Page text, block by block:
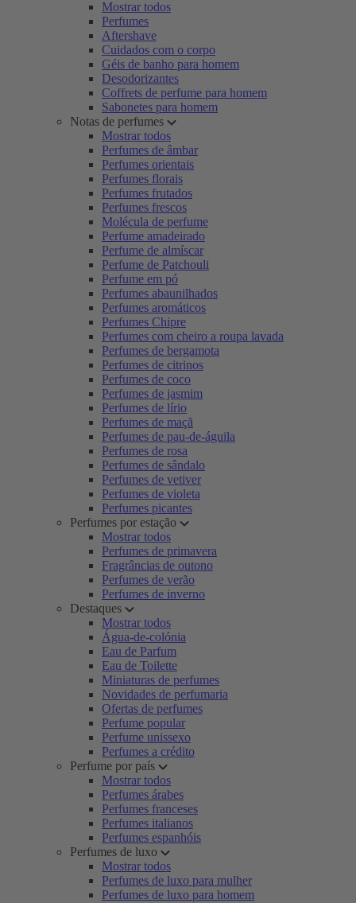
Mostrar todos
Perfumes
Aftershave
Cuidados com o corpo
Géis de banho para homem
Desodorizantes
Coffrets de perfume para homem
Sabonetes para homem
Notas de perfumes
Mostrar todos
Perfumes de âmbar
Perfumes orientais
Perfumes florais
Perfumes frutados
Perfumes frescos
Molécula de perfume
Perfume amadeirado
Perfume de almíscar
Perfume de Patchouli
Perfume em pó
Perfumes abaunilhados
Perfumes aromáticos
Perfumes Chipre
Perfumes com cheiro a roupa lavada
Perfumes de bergamota
Perfumes de citrinos
Perfumes de coco
Perfumes de jasmim
Perfumes de lírio
Perfumes de maçã
Perfumes de pau-de-águila
Perfumes de rosa
Perfumes de sândalo
Perfumes de vetiver
Perfumes de violeta
Perfumes picantes
Perfumes por estação
Mostrar todos
Perfumes de primavera
Fragrâncias de outono
Perfumes de verão
Perfumes de inverno
Destaques
Mostrar todos
Água-de-colónia
Eau de Parfum
Eau de Toilette
Miniaturas de perfumes
Novidades de perfumaria
Ofertas de perfumes
Perfume popular
Perfume unissexo
Perfumes a crédito
Perfume por país
Mostrar todos
Perfumes árabes
Perfumes franceses
Perfumes italianos
Perfumes espanhóis
Perfumes de luxo
Mostrar todos
Perfumes de luxo para mulher
Perfumes de luxo para homem